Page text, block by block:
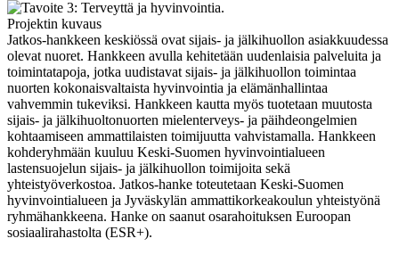
Projektin kuvaus
Jatkos-hankkeen keskiössä ovat sijais- ja jälkihuollon asiakkuudessa
olevat nuoret. Hankkeen avulla kehitetään uudenlaisia palveluita ja
toimintatapoja, jotka uudistavat sijais- ja jälkihuollon toimintaa
nuorten kokonaisvaltaista hyvinvointia ja elämänhallintaa
vahvemmin tukeviksi. Hankkeen kautta myös tuotetaan muutosta
sijais- ja jälkihuoltonuorten mielenterveys- ja päihdeongelmien
kohtaamiseen ammattilaisten toimijuutta vahvistamalla. Hankkeen
kohderyhmään kuuluu Keski-Suomen hyvinvointialueen
lastensuojelun sijais- ja jälkihuollon toimijoita sekä
yhteistyöverkostoa. Jatkos-hanke toteutetaan Keski-Suomen
hyvinvointialueen ja Jyväskylän ammattikorkeakoulun yhteistyönä
ryhmähankkeena. Hanke on saanut osarahoituksen Euroopan
sosiaalirahastolta (ESR+).